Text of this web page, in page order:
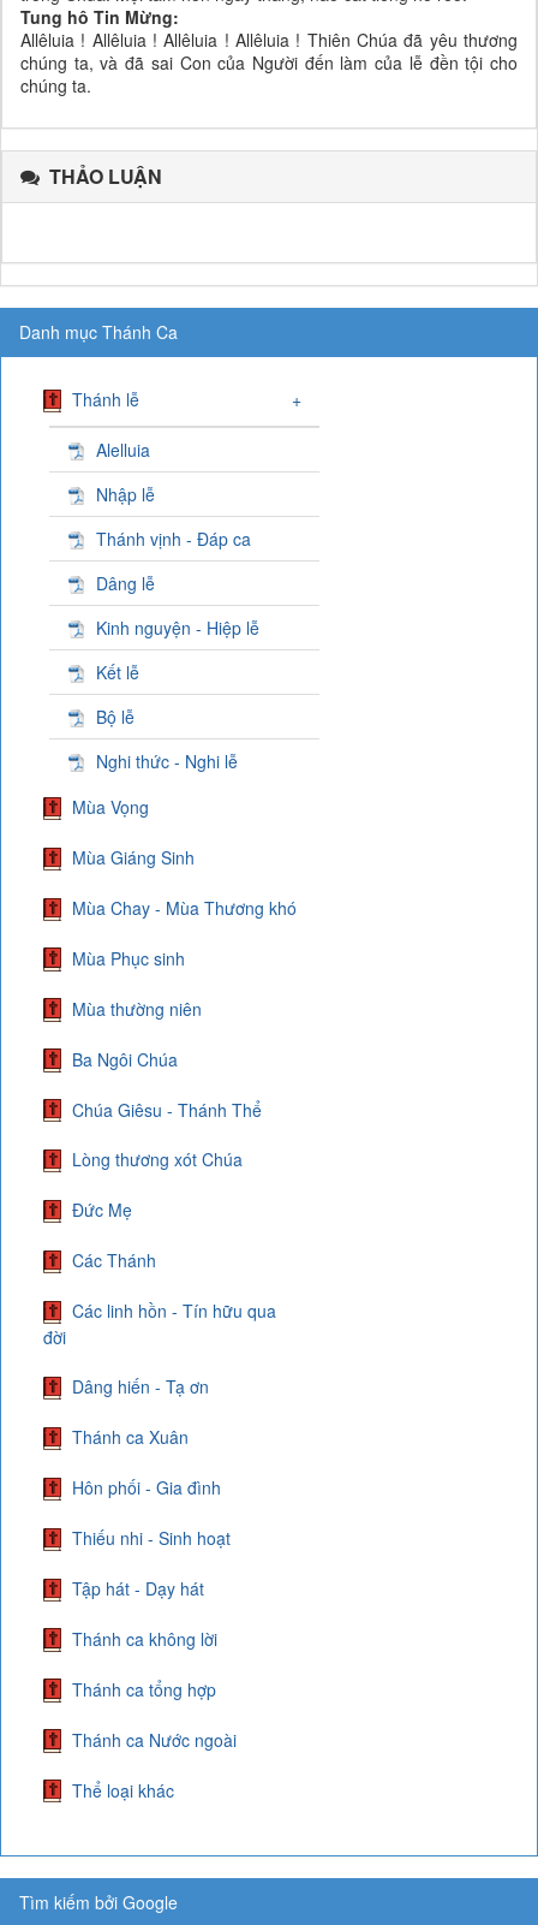
Tung hô Tin Mừng:
Allêluia ! Allêluia ! Allêluia ! Allêluia ! Thiên Chúa đã yêu thương
chúng ta, và đã sai Con của Người đến làm của lễ đền tội cho
chúng ta.
THẢO LUẬN
Danh mục Thánh Ca
Thánh lễ +
Alelluia
Nhập lễ
Thánh vịnh - Đáp ca
Dâng lễ
Kinh nguyện - Hiệp lễ
Kết lễ
Bộ lễ
Nghi thức - Nghi lễ
Mùa Vọng
Mùa Giáng Sinh
Mùa Chay - Mùa Thương khó
Mùa Phục sinh
Mùa thường niên
Ba Ngôi Chúa
Chúa Giêsu - Thánh Thể
Lòng thương xót Chúa
Đức Mẹ
Các Thánh
Các linh hồn - Tín hữu qua
đời
Dâng hiến - Tạ ơn
Thánh ca Xuân
Hôn phối - Gia đình
Thiếu nhi - Sinh hoạt
Tập hát - Dạy hát
Thánh ca không lời
Thánh ca tổng hợp
Thánh ca Nước ngoài
Thể loại khác
Tìm kiếm bởi Google